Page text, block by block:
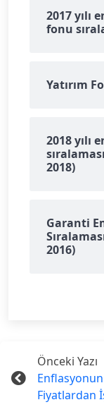
2017 yılı
fonu
Yatırım
2018 yılı
2018)
Garanti
2016)
Önceki Yazı
Fiyatlardan